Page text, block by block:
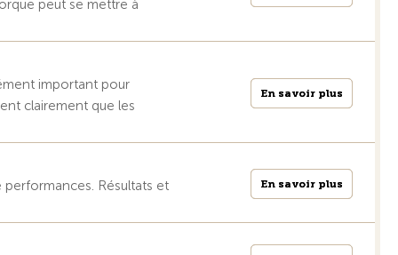
peut se mettre à
important pour
clairement que les
En savoir plus
En savoir plus
Résultats et
En savoir plus
En savoir plus